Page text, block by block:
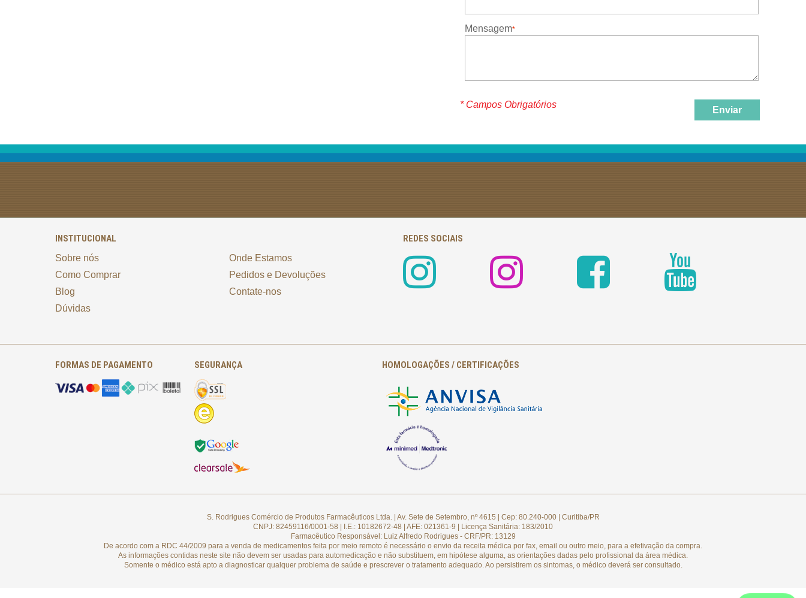
Mensagem
* Campos Obrigatórios
Enviar
INSTITUCIONAL
Sobre nós
Como Comprar
Blog
Dúvidas
Onde Estamos
Pedidos e Devoluções
Contate-nos
REDES SOCIAIS
FORMAS DE PAGAMENTO SEGURANÇA HOMOLOGAÇÕES / CERTIFICAÇÕES
S. Rodrigues Comércio de Produtos Farmacêuticos Ltda. | Av. Sete de Setembro, nº 4615 | Cep: 80.240-000 | Curitiba/PR
CNPJ: 82459116/0001-58 | I.E.: 10182672-48 | AFE: 021361-9 | Licença Sanitária: 183/2010
Farmacêutico Responsável: Luiz Alfredo Rodrigues - CRF/PR: 13129
De acordo com a RDC 44/2009 para a venda de medicamentos feita por meio remoto é necessário o envio da receita médica por fax, email ou outro meio, para a efetivação da compra.
As informações contidas neste site não devem ser usadas para automedicação e não substituem, em hipótese alguma, as orientações dadas pelo profissional da área médica.
Somente o médico está apto a diagnosticar qualquer problema de saúde e prescrever o tratamento adequado. Ao persistirem os sintomas, o médico deverá ser consultado.